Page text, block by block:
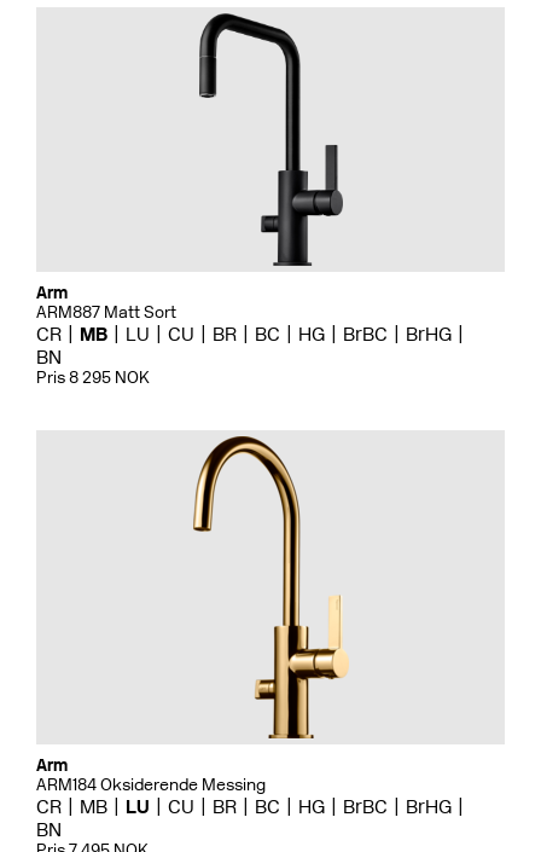
Arm
ARM887 Matt Sort
CR MB LU CU BR BC HG BrBC
BrHG
BN
Pris 8 295 NOK
Arm
ARM184 Oksiderende Messing
CR MB LU CU BR BC HG BrBC
BrHG
BN